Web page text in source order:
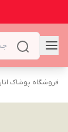
فروشگاه پوشاک انار